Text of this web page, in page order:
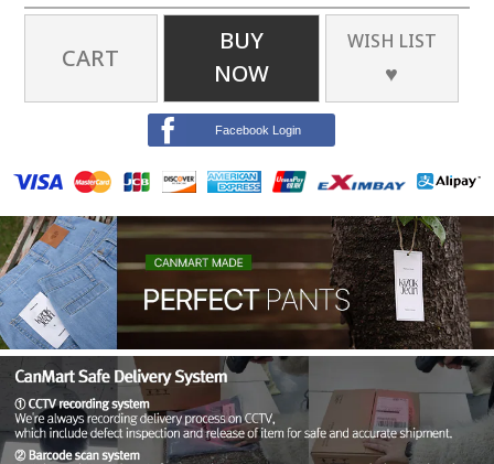
CART
BUY
NOW
WISH LIST
♥
Facebook Login